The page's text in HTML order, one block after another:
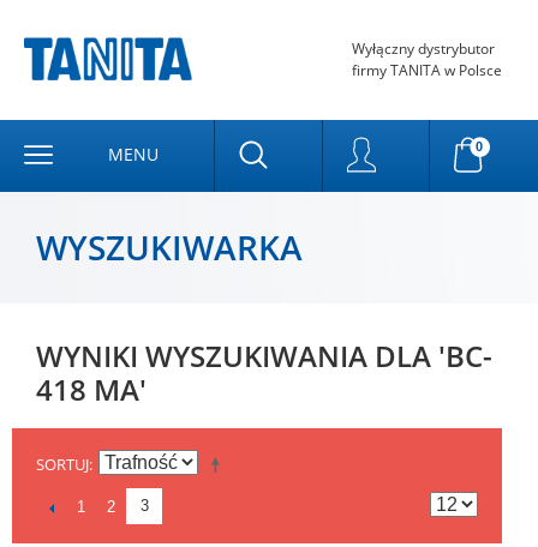
Wyłączny dystrybutor
firmy TANITA w Polsce
MENU 0
WYSZUKIWARKA
WYNIKI WYSZUKIWANIA DLA 'BC-
418 MA'
SORTUJ
1 2 3